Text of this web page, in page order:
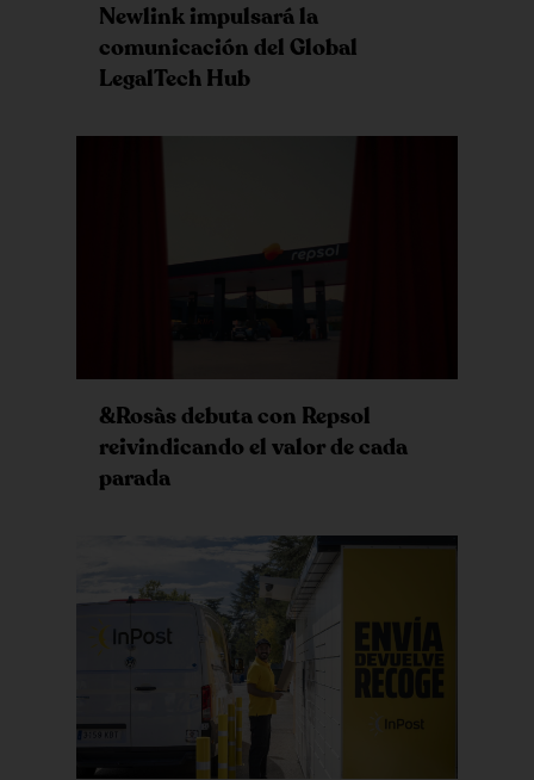
Newlink impulsará la
comunicación del Global
LegalTech Hub
&Rosàs debuta con Repsol
reivindicando el valor de cada
parada